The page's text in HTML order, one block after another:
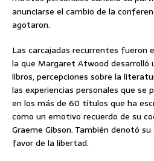
anunciarse el cambio de la
agotaron.
Las carcajadas recurrentes fueron
la que Margaret Atwood desarrolló
libros, percepciones sobre la
las experiencias personales que se
en los más de 60 títulos que ha
como un emotivo recuerdo de su
Graeme Gibson. También denotó
favor de la libertad.